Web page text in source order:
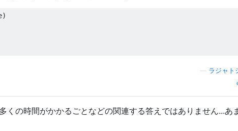
)
ラジャト
くの時間がかかるごとなどの関連する答えではありません...あ